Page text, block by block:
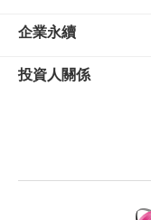
企業永續
投資人關係